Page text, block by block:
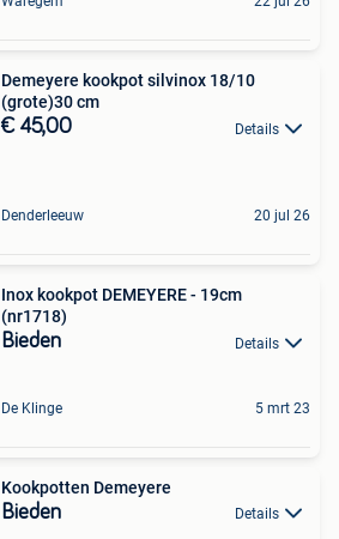
Demeyere kookpot silvinox 18/10
(grote)30 cm
€ 45,00 Details
Denderleeuw 20 jul 26
Inox kookpot DEMEYERE - 19cm
(nr1718)
Bieden Details
De Klinge 5 mrt 23
Kookpotten Demeyere
Bieden Details